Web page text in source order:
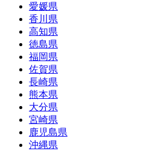
愛媛県
香川県
高知県
徳島県
福岡県
佐賀県
長崎県
熊本県
大分県
宮崎県
鹿児島県
沖縄県